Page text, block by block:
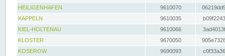
HEILIGENHAFEN
9610070
KAPPELN
9610035
KIEL-HOLTENAU
9610066
KLOSTER
9670050
KOSEROW
9690093